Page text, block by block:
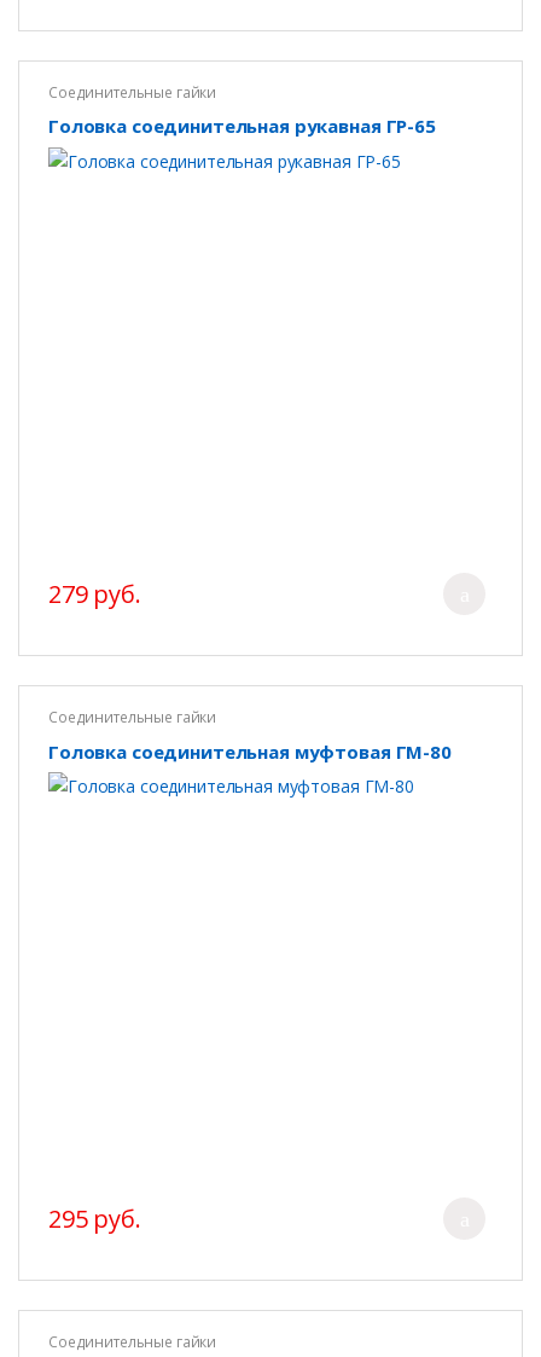
Соединительные гайки
Головка соединительная рукавная ГР-65
279 руб.
Соединительные гайки
Головка соединительная муфтовая ГМ-80
295 руб.
Соединительные гайки